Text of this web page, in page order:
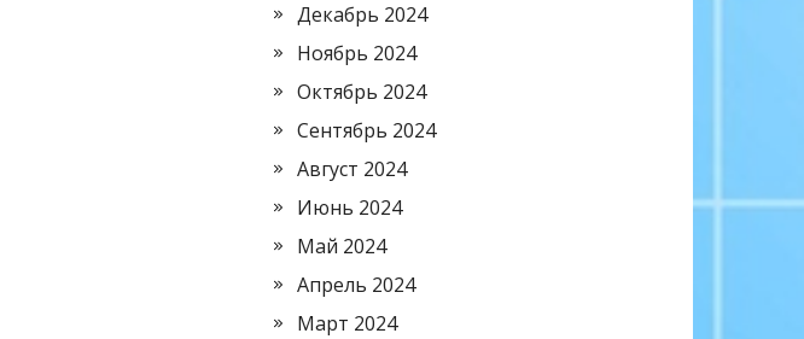
Декабрь 2024
Ноябрь 2024
Октябрь 2024
Сентябрь 2024
Август 2024
Июнь 2024
Май 2024
Апрель 2024
Март 2024